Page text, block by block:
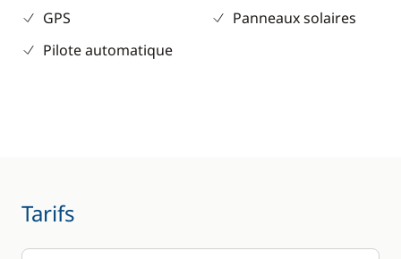
GPS
Pilote automatique
Panneaux solaires
Tarifs